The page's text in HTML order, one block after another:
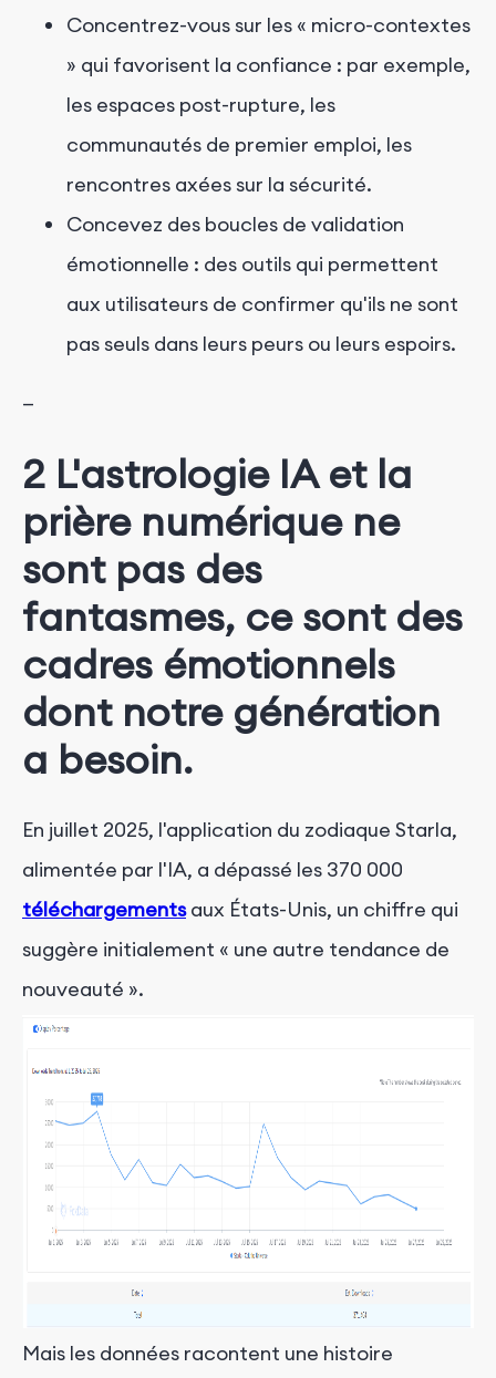
Concentrez-vous sur les « micro-contextes
» qui favorisent la confiance : par exemple,
les espaces post-rupture, les
communautés de premier emploi, les
rencontres axées sur la sécurité.
Concevez des boucles de validation
émotionnelle : des outils qui permettent
aux utilisateurs de confirmer qu'ils ne sont
pas seuls dans leurs peurs ou leurs espoirs.
—
2 L'astrologie IA et la
prière numérique ne
sont pas des
fantasmes, ce sont des
cadres émotionnels
dont notre génération
a besoin.
En juillet 2025, l'application du zodiaque Starla,
alimentée par l'IA, a dépassé les 370 000
téléchargementsaux États-Unis, un chiffre qui
suggère initialement « une autre tendance de
nouveauté ».
Mais les données racontent une histoire